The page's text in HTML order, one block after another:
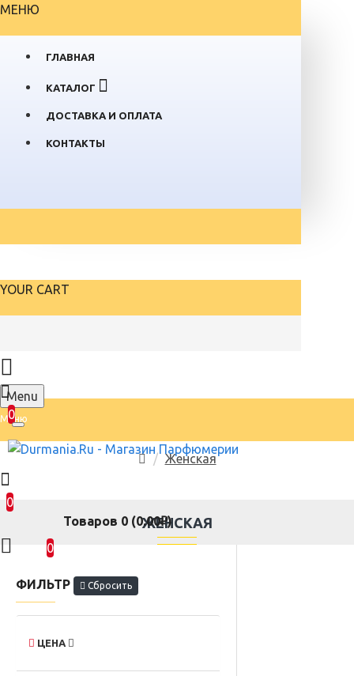
МЕНЮ
ГЛАВНАЯ
КАТАЛОГ
ДОСТАВКА И ОПЛАТА
КОНТАКТЫ
YOUR CART
Menu
0
0
Товаров 0 (0.00₽)
0
Женская
ЖЕНСКАЯ
ФИЛЬТР Сбросить
ЦЕНА